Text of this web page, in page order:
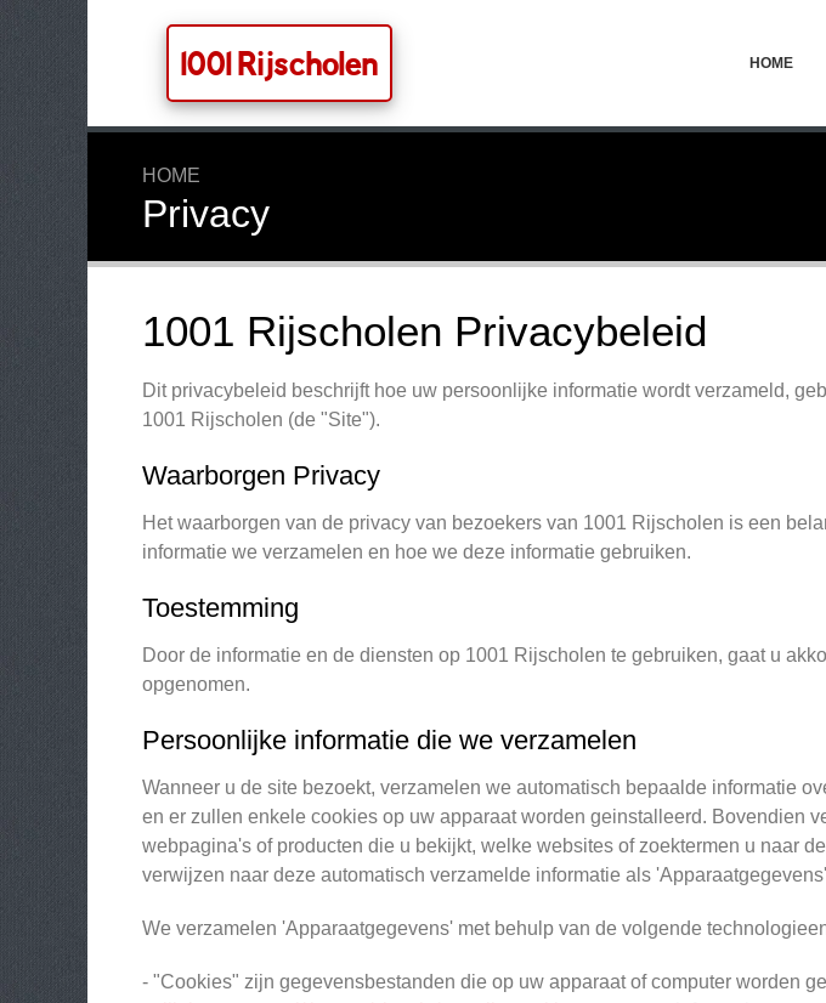
1001 Rijscholen HOME
HOME
Privacy
1001 Rijscholen Privacybeleid
Dit privacybeleid beschrijft hoe uw persoonlijke informatie wordt verzameld,
1001 Rijscholen (de "Site").
Waarborgen Privacy
Het waarborgen van de privacy van bezoekers van 1001 Rijscholen is een
informatie we verzamelen en hoe we deze informatie gebruiken.
Toestemming
Door de informatie en de diensten op 1001 Rijscholen te gebruiken, gaat u
opgenomen.
Persoonlijke informatie die we verzamelen
Wanneer u de site bezoekt, verzamelen we automatisch bepaalde informatie
en er zullen enkele cookies op uw apparaat worden geinstalleerd. Bovendien
webpagina's of producten die u bekijkt, welke websites of zoektermen u naar
verwijzen naar deze automatisch verzamelde informatie als
We verzamelen 'Apparaatgegevens' met behulp van de volgende
- "Cookies" zijn gegevensbestanden die op uw apparaat of computer worden